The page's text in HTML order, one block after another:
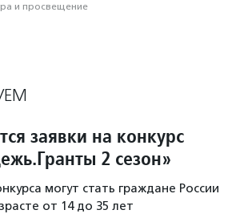
и просвещение
заявки на конкурс
2 сезон»
могут стать граждане России
от 14 до 35 лет